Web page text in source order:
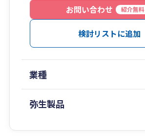
お問い合わせ
紹介無料
検討リストに追加
業種
弥生製品